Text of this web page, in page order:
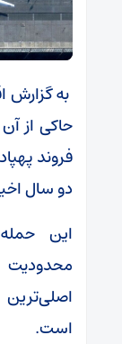
به گزارش
فروند
دو سال
این
محدودیت
است.